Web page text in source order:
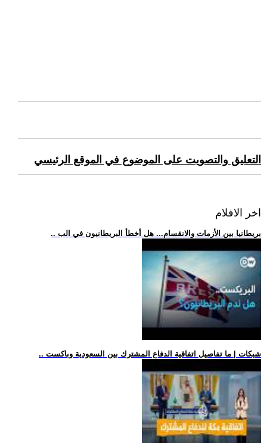
التعليق والتصويت على الموضوع في الموقع الرئيسي
اخر الافلام
.. بريطانيا بين الأزمات والانقسام... هل أخطأ البريطانيون في الب
.. شبكات | ما تفاصيل اتفاقية الدفاع المشترك بين السعودية وباكست